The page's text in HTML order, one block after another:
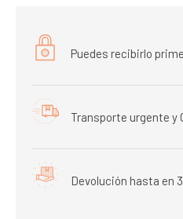
Puedes recibirlo
Transporte urgente y
Devolución hasta en